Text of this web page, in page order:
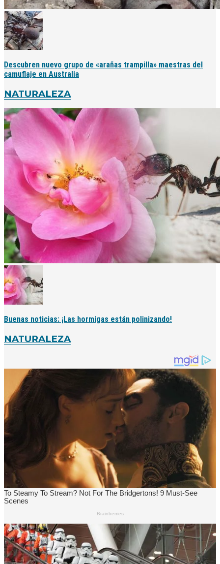
Descubren nuevo grupo de «arañas trampilla» maestras del
camuflaje en Australia
NATURALEZA
Buenas noticias: ¡Las hormigas están polinizando!
NATURALEZA